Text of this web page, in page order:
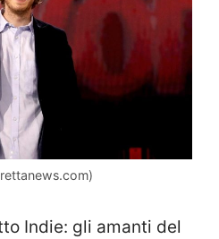
Indie: gli amanti del